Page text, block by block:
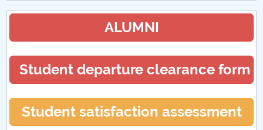
Hotărâri Senat din 17 decembrie 2018
Hotărâri Senat din 26 noiembrie 2018
ALUMNI
Student departure clearance form
Student satisfaction assessment